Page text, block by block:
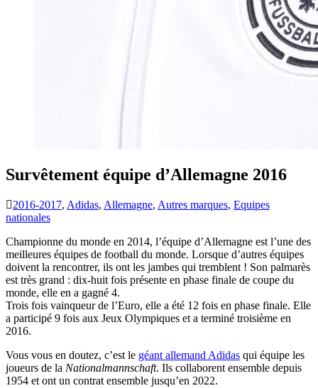
Survêtement équipe d’Allemagne 2016
2016-2017, Adidas, Allemagne, Autres marques, Equipes
nationales
Championne du monde en 2014, l’équipe d’Allemagne est l’une des
meilleures équipes de football du monde. Lorsque d’autres équipes
doivent la rencontrer, ils ont les jambes qui tremblent ! Son palmarès
est très grand : dix-huit fois présente en phase finale de coupe du
monde, elle en a gagné 4.
Trois fois vainqueur de l’Euro, elle a été 12 fois en phase finale. Elle
a participé 9 fois aux Jeux Olympiques et a terminé troisième en
2016.
Vous vous en doutez, c’est le géant allemand Adidas qui équipe les
joueurs de la Nationalmannschaft. Ils collaborent ensemble depuis
1954 et ont un contrat ensemble jusqu’en 2022.